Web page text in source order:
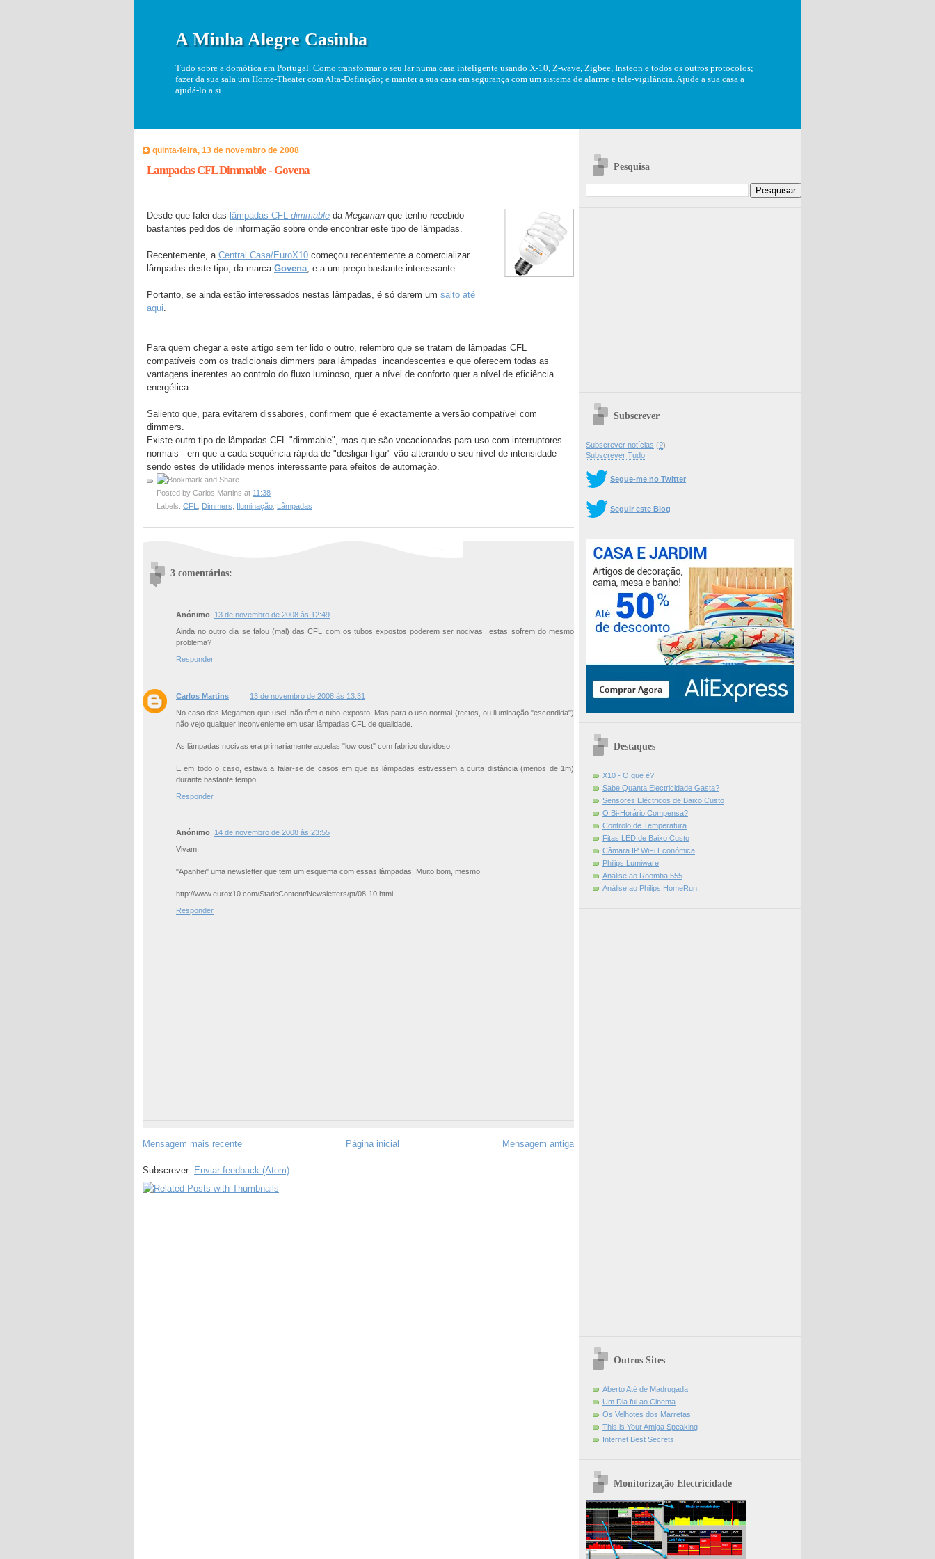
A Minha Alegre Casinha
Tudo sobre a domótica em Portugal. Como transformar o seu lar numa casa inteligente usando X-10, Z-wave, Zigbee, Insteon e todos os outros protocolos;
fazer da sua sala um Home-Theater com Alta-Definição; e manter a sua casa em segurança com um sistema de alarme e tele-vigilância. Ajude a sua casa a
ajudá-lo a si.
quinta-feira, 13 de novembro de 2008
Lampadas CFL Dimmable - Govena
Desde que falei das lâmpadas CFL dimmable da Megaman que tenho recebido
bastantes pedidos de informação sobre onde encontrar este tipo de lâmpadas.
Recentemente, a Central Casa/EuroX10 começou recentemente a comercializar
lâmpadas deste tipo, da marca Govena, e a um preço bastante interessante.
Portanto, se ainda estão interessados nestas lâmpadas, é só darem um salto até
aqui.
Para quem chegar a este artigo sem ter lido o outro, relembro que se tratam de lâmpadas CFL
compatíveis com os tradicionais dimmers para lâmpadas incandescentes e que oferecem todas as
vantagens inerentes ao controlo do fluxo luminoso, quer a nível de conforto quer a nível de eficiência
energética.
Saliento que, para evitarem dissabores, confirmem que é exactamente a versão compatível com
dimmers.
Existe outro tipo de lâmpadas CFL "dimmable", mas que são vocacionadas para uso com interruptores
normais - em que a cada sequência rápida de "desligar-ligar" vão alterando o seu nível de intensidade -
sendo estes de utilidade menos interessante para efeitos de automação.
Posted by Carlos Martins at 11:38
Labels: CFL, Dimmers, Iluminação, Lâmpadas
3 comentários:
Anónimo 13 de novembro de 2008 às 12:49
Ainda no outro dia se falou (mal) das CFL com os tubos expostos poderem ser nocivas...estas sofrem do mesmo
problema?
Responder
Carlos Martins
13 de novembro de 2008 às 13:31
No caso das Megamen que usei, não têm o tubo exposto. Mas para o uso normal (tectos, ou iluminação "escondida")
não vejo qualquer inconveniente em usar lâmpadas CFL de qualidade.
As lâmpadas nocivas era primariamente aquelas "low cost" com fabrico duvidoso.
E em todo o caso, estava a falar-se de casos em que as lâmpadas estivessem a curta distância (menos de 1m)
durante bastante tempo.
Responder
Anónimo 14 de novembro de 2008 às 23:55
Vivam,
"Apanhei" uma newsletter que tem um esquema com essas lâmpadas. Muito bom, mesmo!
http://www.eurox10.com/StaticContent/Newsletters/pt/08-10.html
Responder
Mensagem mais recente Mensagem antiga
Página inicial
Subscrever: Enviar feedback (Atom)
Pesquisa
Subscrever
Subscrever notícias (?)
Subscrever Tudo
Segue-me no Twitter
Seguir este Blog
Destaques
X10 - O que é?
Sabe Quanta Electricidade Gasta?
Sensores Eléctricos de Baixo Custo
O Bi-Horário Compensa?
Controlo de Temperatura
Fitas LED de Baixo Custo
Câmara IP WiFi Económica
Philips Lumiware
Análise ao Roomba 555
Análise ao Philips HomeRun
Outros Sites
Aberto Até de Madrugada
Um Dia fui ao Cinema
Os Velhotes dos Marretas
This is Your Amiga Speaking
Internet Best Secrets
Monitorização Electricidade